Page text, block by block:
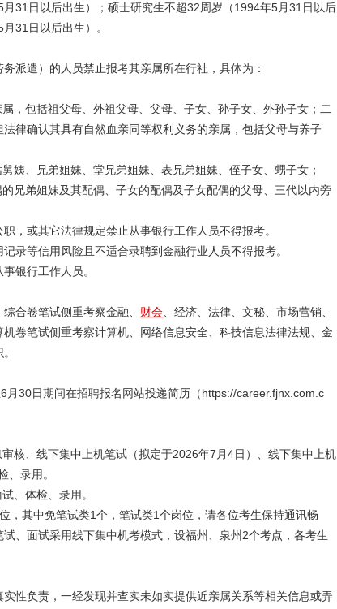
日以后出生）；硕士研究生不超32周岁（1994年5月31日以后
31日以后出生）。
遣）的人员禁止报考其亲属所在行社，具体为：
包括祖父母、外祖父母、父母、子女、孙子女、外孙子女；二
律确认其具有自然血亲同等权利义务的亲属，包括父母与养子
、兄弟姐妹、堂兄弟姐妹、表兄弟姐妹、侄子女、甥子女；
弟姐妹及其配偶、子女的配偶及子女配偶的父母、三代以内旁
或其它法律规定禁止从事银行工作人员不得报考。
等信用风险且不适合录聘到金融行业人员不得报考。
银行工作人员。
合卷笔试侧重考察金融、 财会 、经济、法律、文秘、市场营销、
卷笔试侧重考察计算机、网络信息安全、科技信息法律法规、金
30日期间在招聘报名网站投递简历（https://career.fjnx.com.c
、线下集中上机笔试（拟定于2026年7月4日）、线下集中上机
、录用。
、体检、录用。
其中免笔试类1个，笔试类1个岗位，请各位考生保持通讯畅
、面试采用线下集中机考模式，设福州、泉州2个考点，各考生
负责，一经发现并查实未如实提供近亲属关系等相关信息或弄